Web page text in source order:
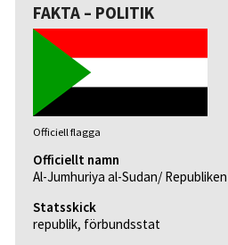
FAKTA – POLITIK
Officiell flagga
Officiellt namn
Al-Jumhuriya al-Sudan/
Statsskick
republik, förbundsstat